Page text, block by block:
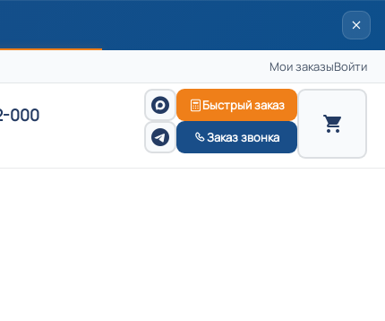
Мои заказыВойти
000
Быстрый заказ
Заказ звонка